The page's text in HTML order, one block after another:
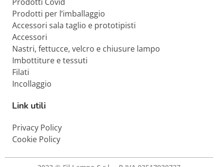
Prodotti per l’imballaggio
Accessori sala taglio e prototipisti
Accessori
Nastri, fettucce, velcro e chiusure lampo
Imbottiture e tessuti
Filati
Incollaggio
Link utili
Privacy Policy
Cookie Policy